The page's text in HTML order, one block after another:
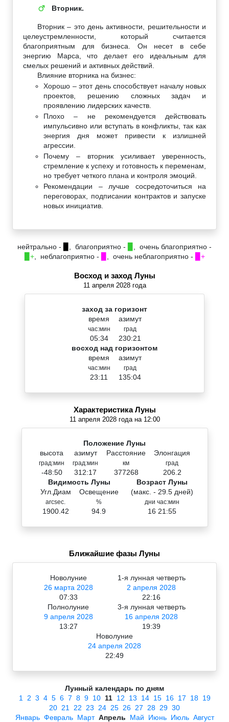
♂ Вторник.
Вторник – это день активности, решительности и
целеустремленности, который считается
благоприятным для бизнеса. Он несет в себе
энергию Марса, что делает его идеальным для
смелых решений и активных действий.
Влияние вторника на бизнес:
Хорошо – этот день способствует началу новых
проектов, решению сложных задач и
проявлению лидерских качеств.
Плохо – не рекомендуется действовать
импульсивно или вступать в конфликты, так как
энергия дня может привести к излишней
агрессии.
Почему – вторник усиливает уверенность,
стремление к успеху и готовность к переменам,
но требует четкого плана и контроля эмоций.
Рекомендации – лучше сосредоточиться на
переговорах, подписании контрактов и запуске
новых инициатив.
нейтрально - , благоприятно -
, очень благоприятно -
▉+, неблагоприятно - , очень неблагоприятно - ▉+
Восход и заход Луны
11 апреля 2028 года
заход за горизонт
время
час:мин
05:34
азимут
град
230:21
восход над горизонтом
время
час:мин
23:11
азимут
град
135:04
Характеристика Луны
11 апреля 2028 года на 12:00
Положение Луны
высота
град:мин
-48:50
азимут
град:мин
312:17
Расстояние
км
377268
Элонгация
град
206.2
Видимость Луны
Угл.Диам
arcsec.
1900.42
Освещение
%
94.9
Возраст Луны
(макс. - 29.5 дней)
дни час:мин
16 21:55
Ближайшие фазы Луны
Новолуние
26 марта 2028
07:33
1-я лунная четверть
2 апреля 2028
22:16
Полнолуние
9 апреля 2028
13:27
3-я лунная четверть
16 апреля 2028
19:39
Новолуние
24 апреля 2028
22:49
Лунный календарь по дням
1
2 3 4 5 6 7 8 9 10 11 12 13 14 15 16 17 18 19
20 21 22 23 24 25 26 27 28 29 30
Январь Февраль Март Апрель Май Июнь Июль Август